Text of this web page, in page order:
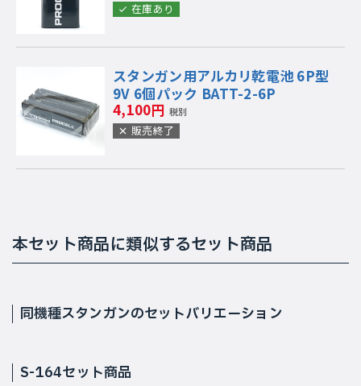
在庫あり
スタンガン用アルカリ乾電池 6P型
9V 6個パック BATT-2-6P
4,100円 税別
販売終了
本セット商品に類似するセット商品
同機種スタンガンのセットバリエーション
S-164セット商品